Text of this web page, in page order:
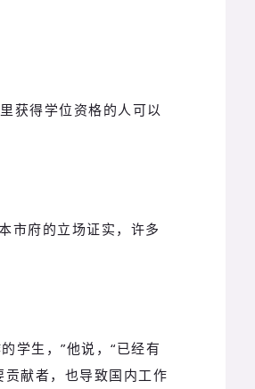
获得学位资格的人可以
市府的立场证实，许多
学生，”他说，“已经有
献者，也导致国内工作